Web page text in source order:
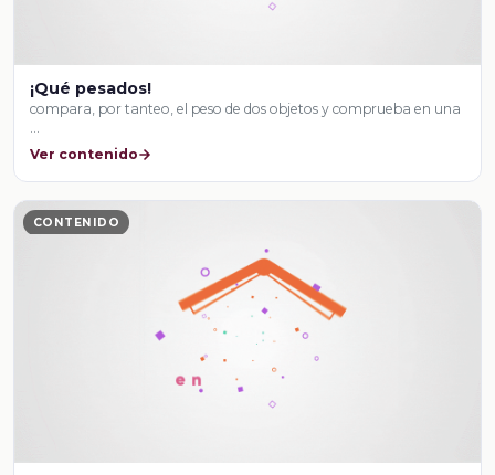
¡Qué pesados!
compara, por tanteo, el peso de dos objetos y comprueba en una
Ver contenido
CONTENIDO